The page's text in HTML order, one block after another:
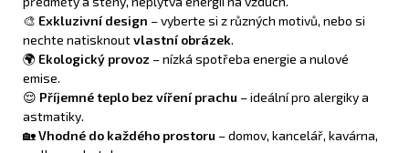
🎨 Exkluzivní design – vyberte si z různých motivů, nebo si
nechte natisknoutvlastní obrázek.
🌍 Ekologický provoz – nízká spotřeba energie a nulové
emise.
😌 Příjemné teplo bez víření prachu – ideální pro alergiky a
astmatiky.
🏡Vhodné do každého prostoru – domov, kancelář, kavárna,